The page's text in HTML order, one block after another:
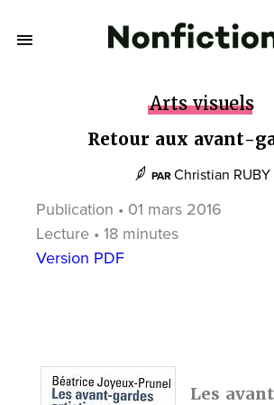
Arts visuels
Retour aux avant-
PAR Christian RUBY
Publication • 01 mars 2016
Lecture • 18 minutes
Version PDF
Les